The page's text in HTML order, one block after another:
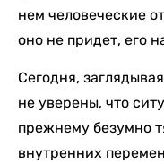
нем человеческие
оно не придет, его
Сегодня,
не уверены, что
прежнему безумно
внутренних